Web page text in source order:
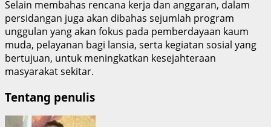
Selain membahas rencana kerja dan anggaran, dalam
persidangan juga akan dibahas sejumlah program
unggulan yang akan fokus pada pemberdayaan kaum
muda, pelayanan bagi lansia, serta kegiatan sosial yang
bertujuan, untuk meningkatkan kesejahteraan
masyarakat sekitar.
Tentang penulis